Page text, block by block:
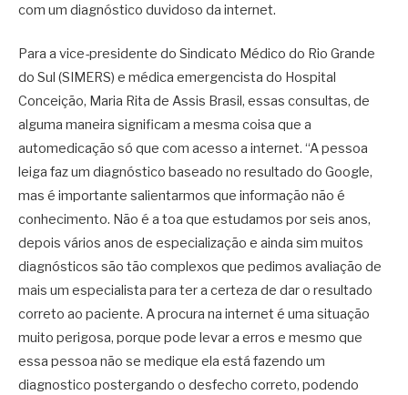
com um diagnóstico duvidoso da internet.
Para a vice-presidente do Sindicato Médico do Rio Grande
do Sul (SIMERS) e médica emergencista do Hospital
Conceição, Maria Rita de Assis Brasil, essas consultas, de
alguma maneira significam a mesma coisa que a
automedicação só que com acesso a internet. “A pessoa
leiga faz um diagnóstico baseado no resultado do Google,
mas é importante salientarmos que informação não é
conhecimento. Não é a toa que estudamos por seis anos,
depois vários anos de especialização e ainda sim muitos
diagnósticos são tão complexos que pedimos avaliação de
mais um especialista para ter a certeza de dar o resultado
correto ao paciente. A procura na internet é uma situação
muito perigosa, porque pode levar a erros e mesmo que
essa pessoa não se medique ela está fazendo um
diagnostico postergando o desfecho correto, podendo